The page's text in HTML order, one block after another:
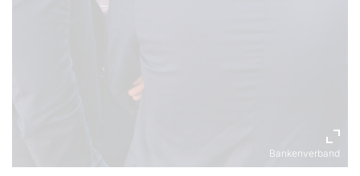
Bankenverband